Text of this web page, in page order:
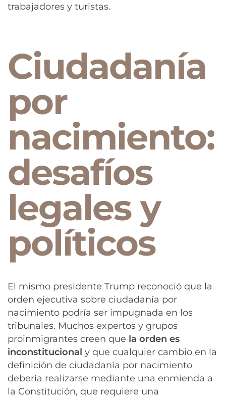
trabajadores y turistas.
Ciudadanía
por
nacimiento:
desafíos
legales y
políticos
El mismo presidente Trump reconoció que la
orden ejecutiva sobre ciudadanía por
nacimiento podría ser impugnada en los
tribunales. Muchos expertos y grupos
proinmigrantes creen que la orden es
inconstitucional y que cualquier cambio en la
definición de ciudadanía por nacimiento
debería realizarse mediante una enmienda a
la Constitución, que requiere una